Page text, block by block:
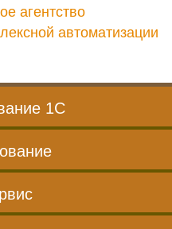
агентство
автоматизации
1С